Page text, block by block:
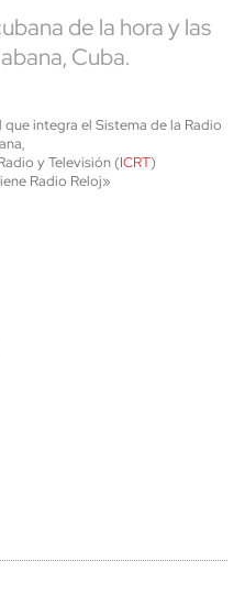
de la hora y las
Cuba.
integra el Sistema de la Radio
y Televisión (ICRT)
Radio Reloj»